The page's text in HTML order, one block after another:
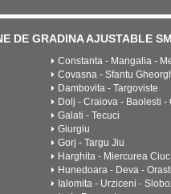
DE GRADINA AJUSTABLE
Constanta - Mangalia -
Covasna - Sfantu
Dambovita - Targoviste
Dolj - Craiova - Baolesti -
Galati - Tecuci
Giurgiu
Gorj - Targu Jiu
Harghita - Miercurea
Hunedoara - Deva -
Ialomita - Urziceni -